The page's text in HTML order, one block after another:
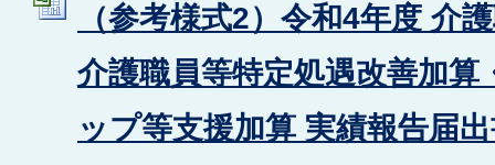
（参考様式2）令和4年度 介
介護職員等特定処遇改善加算
ップ等支援加算 実績報告届